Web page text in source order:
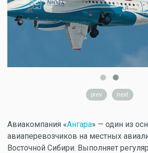
prev next
Авиакомпания «Ангара» — один из
авиаперевозчиков на местных
Восточной Сибири. Выполняет